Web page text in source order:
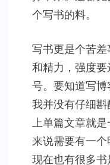
个写书的料。
写书更是个苦
和精力，强度
号。要知道写
我并没有仔细
上单篇文章就
来说需要有一
现在也有很多